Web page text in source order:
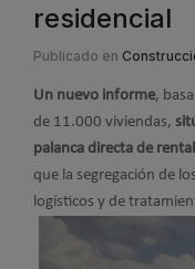
residencial
Publicado en
Un nuevo informe,
de 11.000 viviendas,
palanca directa de
que la segregación de
logísticos y de